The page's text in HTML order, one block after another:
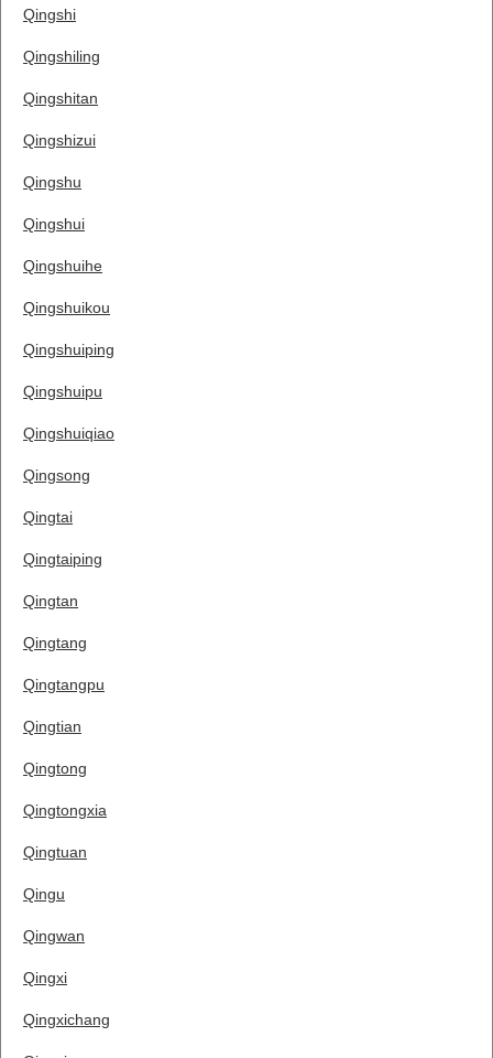
Qingshi
Qingshiling
Qingshitan
Qingshizui
Qingshu
Qingshui
Qingshuihe
Qingshuikou
Qingshuiping
Qingshuipu
Qingshuiqiao
Qingsong
Qingtai
Qingtaiping
Qingtan
Qingtang
Qingtangpu
Qingtian
Qingtong
Qingtongxia
Qingtuan
Qingu
Qingwan
Qingxi
Qingxichang